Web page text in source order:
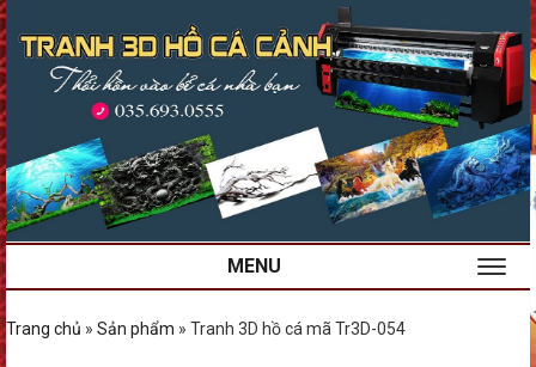
MENU
Trang chủ » Sản phẩm » Tranh 3D hồ cá mã Tr3D-054